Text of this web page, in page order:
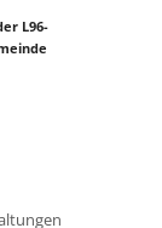
L96-